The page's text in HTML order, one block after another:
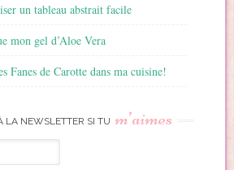
un tableau abstrait facile
mon gel d’Aloe Vera
Fanes de Carotte dans ma cuisine!
LA NEWSLETTER SI TU m’aimes